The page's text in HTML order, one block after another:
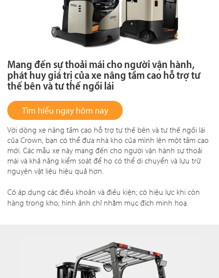
Mang đến sự thoải mái cho người vận hành,
phát huy giá trị của xe nâng tầm cao hỗ trợ tư
thế bên và tư thế ngồi lái
Tìm hiểu ngay hôm nay
Với dòng xe nâng tầm cao hỗ trợ tư thế bên và tư thế ngồi lái
của Crown, bạn có thể đưa nhà kho của mình lên một tầm cao
mới. Các mẫu xe này mang đến cho người vận hành sự thoải
mái và khả năng kiểm soát để họ có thể di chuyển và lưu trữ
nguyên vật liệu hiệu quả hơn.
Có áp dụng các điều khoản và điều kiện; có hiệu lực khi còn
hàng trong kho; hình ảnh chỉ nhằm mục đích minh hoạ.